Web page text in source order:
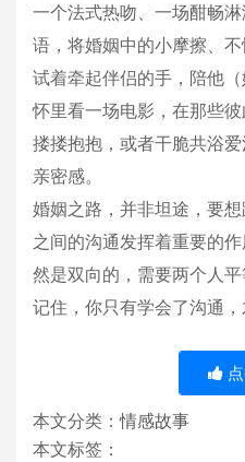
一个法式热吻、一场酣畅
语，将婚姻中的小摩擦、不
试着牵起伴侣的手，陪他
怀里看一场电影，在那些彼
搂搂抱抱，或者干脆共浴
亲密感。
婚姻之路，并非坦途，要
之间的沟通发挥着重要的
然是双向的，需要两个人平
记住，你只有学会了沟通，
点
本文分类：情感故事
本文标签：